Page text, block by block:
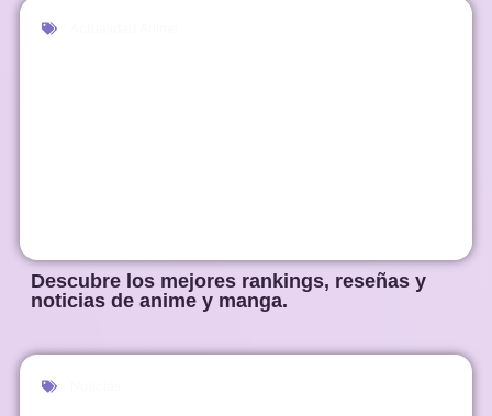
Descubre los mejores rankings, reseñas y
noticias de anime y manga.